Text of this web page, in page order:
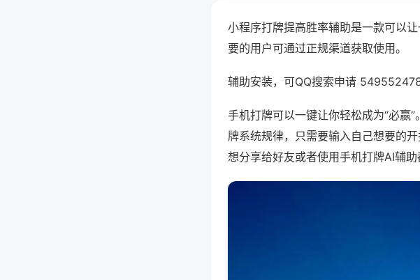
小程序打牌提高胜率辅助是一款可以
要的用户可通过正规渠道获取使用。
辅助安装，可QQ搜索申请
手机打牌可以一键让你轻松成为“必赢
牌系统规律，只需要输入自己想要的
想分享给好友或者使用手机打牌AI辅助